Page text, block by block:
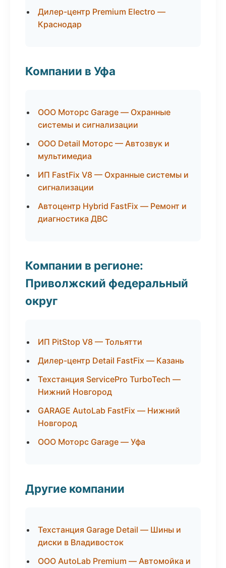
Дилер-центр Premium Electro —
Краснодар
Компании в Уфа
ООО Моторс Garage — Охранные
системы и сигнализации
ООО Detail Моторс — Автозвук и
мультимедиа
ИП FastFix V8 — Охранные системы и
сигнализации
Автоцентр Hybrid FastFix — Ремонт и
диагностика ДВС
Компании в регионе:
Приволжский федеральный
округ
ИП PitStop V8 — Тольятти
Дилер-центр Detail FastFix — Казань
Техстанция ServicePro TurboTech —
Нижний Новгород
GARAGE AutoLab FastFix — Нижний
Новгород
ООО Моторс Garage — Уфа
Другие компании
Техстанция Garage Detail — Шины и
диски в Владивосток
ООО AutoLab Premium — Автомойка и